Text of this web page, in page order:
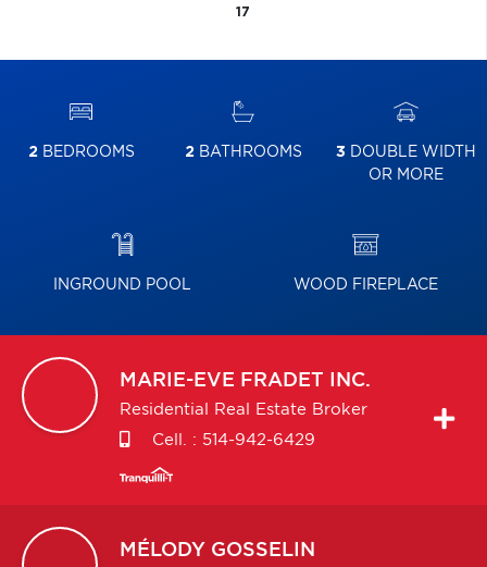
17
2BEDROOMS 2BATHROOMS 3 DOUBLE WIDTH
OR MORE
INGROUND POOL WOOD FIREPLACE
MARIE-EVE FRADET INC.
Residential Real Estate Broker
Cell. : 514-942-6429
MÉLODY GOSSELIN